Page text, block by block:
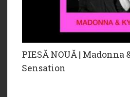
PIESĂ NOUĂ | Madonna
Sensation